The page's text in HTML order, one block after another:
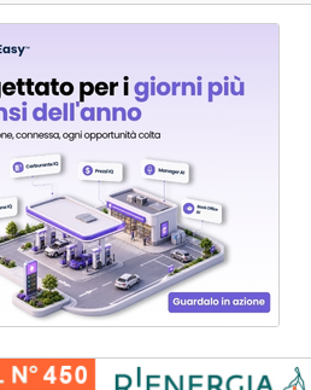
AL SENATO